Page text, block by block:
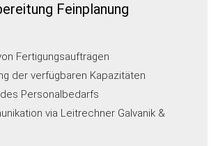
Feinplanung
Fertigungsaufträgen
der verfügbaren Kapazitäten
Personalbedarfs
via Leitrechner Galvanik &